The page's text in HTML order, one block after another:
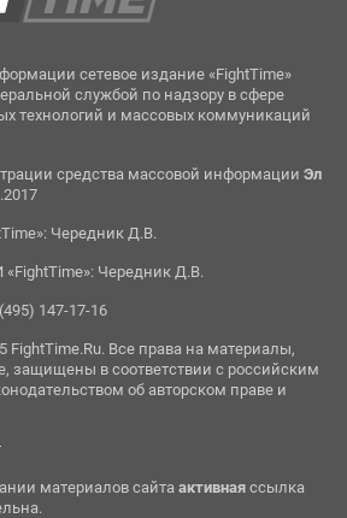
сетевое издание «FightTime»
службой по надзору в сфере
технологий и массовых коммуникаций
средства массовой информации Эл
Чередник Д.В.
Чередник Д.В.
147-17-16
FightTime.Ru. Все права на материалы,
защищены в соответствии с российским
об авторском праве и
материалов сайта активнаяссылка